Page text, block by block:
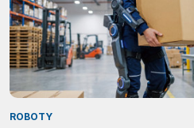
ROBOTY